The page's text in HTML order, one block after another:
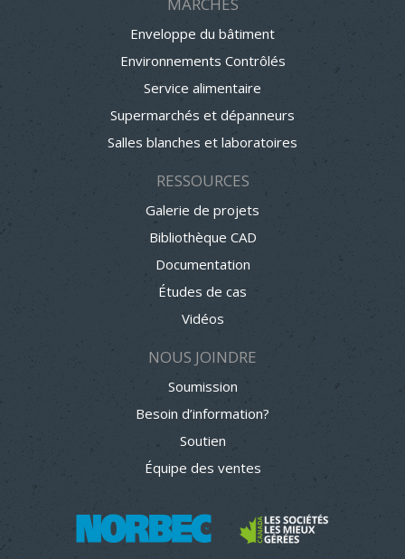
Enveloppe du bâtiment
Environnements Contrôlés
Service alimentaire
Supermarchés et dépanneurs
Salles blanches et laboratoires
RESSOURCES
Galerie de projets
Bibliothèque CAD
Documentation
Études de cas
Vidéos
NOUS JOINDRE
Soumission
Besoin d’information?
Soutien
Équipe des ventes